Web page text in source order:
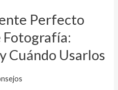
Perfecto
Fotografía:
Cuándo Usarlos